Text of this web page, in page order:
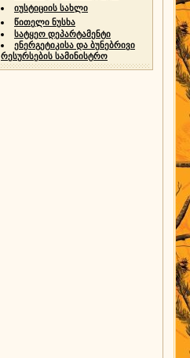
იუსტიციის სახლი
წითელი ნუსხა
სატყეო დეპარტამენტი
ენერგეტიკისა და ბუნებრივი
რესურსების სამინისტრო